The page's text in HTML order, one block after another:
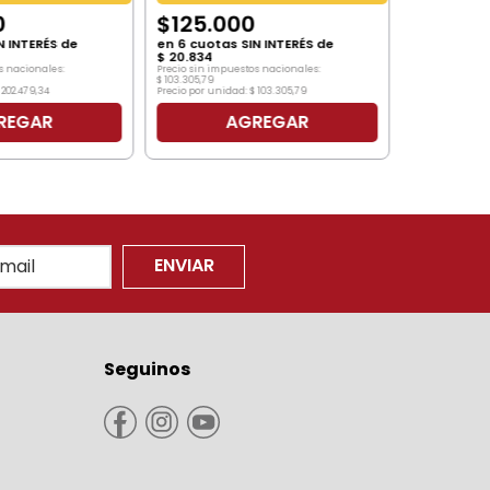
de
nacionales:
202.479,34
$125.000
en 6 cuotas SIN INTERÉS de
$ 20.834
Precio sin impuestos nacionales:
$103.305,79
Precio por unidad:$103.305,79
AGREGAR
ENVIAR
Seguinos